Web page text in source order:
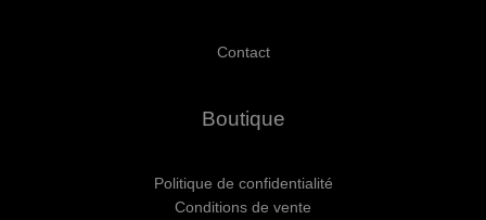
Contact
Boutique
Politique de confidentialité
Conditions de vente